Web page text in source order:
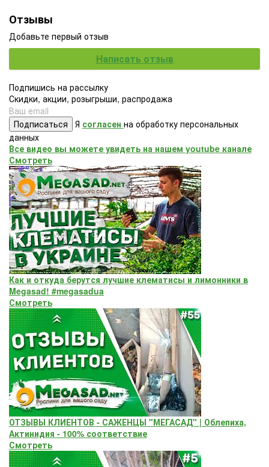
Отзывы
Добавьте первый отзыв
Написать отзыв
Подпишись на рассылку
Скидки, акции, розыгрыши, распродажа
Подписаться Я согласен на обработку персональных
данных
Все видео вы можете увидеть на нашем youtube канале
Смотреть
Как и откуда берутся лучшие клематисы и лимонники в
Megasad! #megasadua
Смотреть
ОТЗЫВЫ КЛИЕНТОВ - САЖЕНЦЫ "МЕГАСАД" | Облепиха,
Актинидия - 100% соответствие
Смотреть